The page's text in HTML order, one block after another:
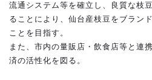
流通システム等を確立し、良質な枝
ることにより、仙台産枝豆をブラン
ことを目指す。
また、市内の量販店・飲食店等と連
済の活性化を図る。